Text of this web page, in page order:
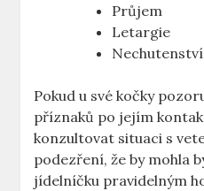
Průjem
Letargie
Nechutenství
Pokud u své kočky
příznaků po jejím
konzultovat situaci s
podezření, že by mohla
jídelníčku pravidelným